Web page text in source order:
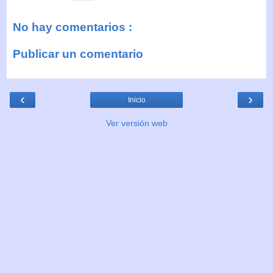
No hay comentarios :
Publicar un comentario
‹ ›
Inicio
Ver versión web